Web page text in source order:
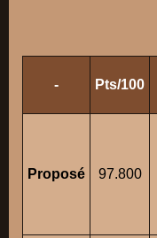
- Pts/100
Proposé 97.800